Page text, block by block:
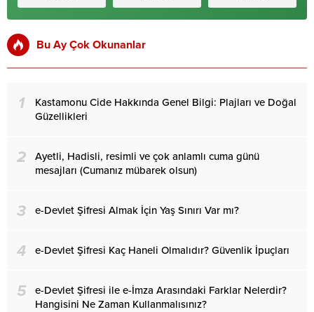
Bu Ay Çok Okunanlar
1
Kastamonu Cide Hakkında Genel Bilgi: Plajları ve Doğal
Güzellikleri
2
Ayetli, Hadisli, resimli ve çok anlamlı cuma günü
mesajları (Cumanız mübarek olsun)
3 e-Devlet Şifresi Almak İçin Yaş Sınırı Var mı?
4 e-Devlet Şifresi Kaç Haneli Olmalıdır? Güvenlik İpuçları
5
e-Devlet Şifresi ile e-İmza Arasındaki Farklar Nelerdir?
Hangisini Ne Zaman Kullanmalısınız?